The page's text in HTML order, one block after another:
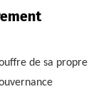
de sa propre